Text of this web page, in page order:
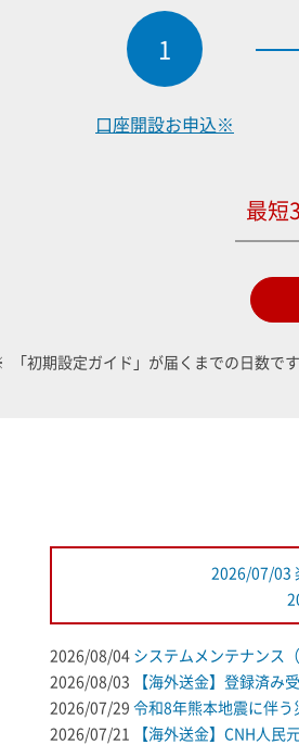
1
口座開設お申込※
最短
「初期設定ガイド」が届くまでの日数
2026/07/03
2026/08/04 システムメンテナンス
2026/08/03
【海外送金】登録済み
2026/07/29 令和8年熊本地震に伴
2026/07/21
【海外送金】CNH人